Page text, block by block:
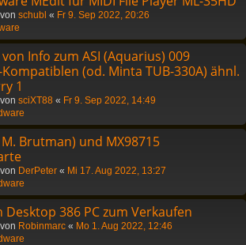
schubl « Fr 9. Sep 2022, 20:26
Info zum ASI (Aquarius) 009
Kompatiblen (od. Minta TUB-330A) ähnl.
1
sciXT88 « Fr 9. Sep 2022, 14:49
M. Brutman) und MX98715
DerPeter « Mi 17. Aug 2022, 13:27
Desktop 386 PC zum Verkaufen
Robinmarc « Mo 1. Aug 2022, 12:46